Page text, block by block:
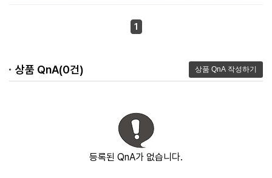
1
상품 QnA(0건)
등록된 QnA가 없습니다.